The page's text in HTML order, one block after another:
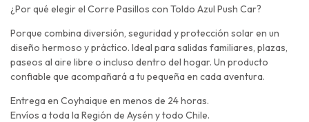
¿Por qué elegir el Corre Pasillos con Toldo Azul Push Car?
Porque combina diversión, seguridad y protección solar en un
diseño hermoso y práctico. Ideal para salidas familiares, plazas,
paseos al aire libre o incluso dentro del hogar. Un producto
confiable que acompañará a tu pequeña en cada aventura.
Entrega en Coyhaique en menos de 24 horas.
Envíos a toda la Región de Aysén y todo Chile.